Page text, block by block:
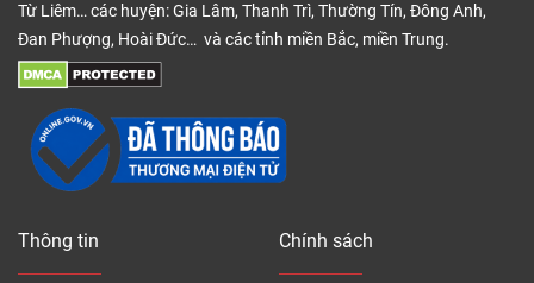
Từ Liêm… các huyện: Gia Lâm, Thanh Trì, Thường Tín, Đông Anh,
Đan Phượng, Hoài Đức… và các tỉnh miền Bắc, miền Trung.
Thông tin Chính sách